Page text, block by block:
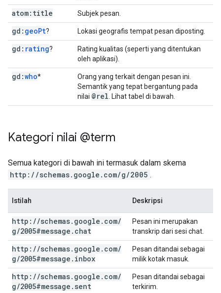
atom:title Subjek pesan.
gd: geoPt? Lokasi geografis tempat pesan diposting.
gd: rating?
Rating kualitas (seperti yang ditentukan
oleh aplikasi).
gd:who*
Orang yang terkait dengan pesan ini.
Semantik yang tepat bergantung pada
nilai @rel . Lihat tabel di bawah.
Kategori nilai @term
Semua kategori di bawah ini termasuk dalam skema
http://schemas.google.com/g/2005 .
Istilah Deskripsi
http: //schemas. google . com/
g/2005#message . chat
Pesan ini merupakan
transkrip dari sesi chat.
http: //schemas. google . com/
g/2005#message . inbox
Pesan ditandai sebagai
milik kotak masuk.
http: //schemas. google . com/
g/2005#message . sent
Pesan ditandai sebagai
terkirim.